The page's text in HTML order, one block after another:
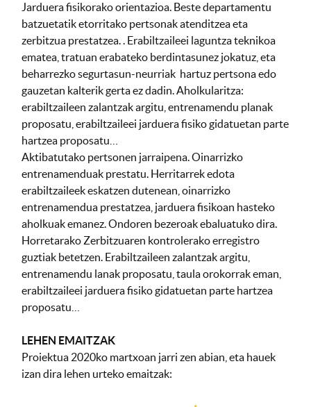
Jarduera fisikorako orientazioa. Beste departamentu
batzuetatik etorritako pertsonak atenditzea eta
zerbitzua prestatzea. . Erabiltzaileei laguntza teknikoa
ematea, tratuan erabateko berdintasunez jokatuz, eta
beharrezko segurtasun-neurriak hartuz pertsona edo
gauzetan kalterik gerta ez dadin. Aholkularitza:
erabiltzaileen zalantzak argitu, entrenamendu planak
proposatu, erabiltzaileei jarduera fisiko gidatuetan parte
hartzea proposatu…
Aktibatutako pertsonen jarraipena. Oinarrizko
entrenamenduak prestatu. Herritarrek edota
erabiltzaileek eskatzen dutenean, oinarrizko
entrenamendua prestatzea, jarduera fisikoan hasteko
aholkuak emanez. Ondoren bezeroak ebaluatuko dira.
Horretarako Zerbitzuaren kontrolerako erregistro
guztiak betetzen. Erabiltzaileen zalantzak argitu,
entrenamendu lanak proposatu, taula orokorrak eman,
erabiltzaileei jarduera fisiko gidatuetan parte hartzea
proposatu…
LEHEN EMAITZAK
Proiektua 2020ko martxoan jarri zen abian, eta hauek
izan dira lehen urteko emaitzak: